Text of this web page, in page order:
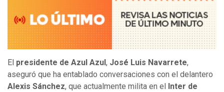
El presidente de Azul Azul , José Luis Navarrete,
aseguró que ha entablado conversaciones con el delantero
Alexis Sánchez, que actualmente milita en el
Inter de